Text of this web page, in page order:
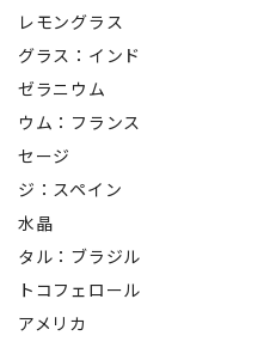
レモングラス ：植物
グラス：インド
ゼラニウム ：植物由
ウム：フランス
セージ ：植物由
ジ：スペイン
水晶 ：天然由来
タル：ブラジル
トコフェロール ：植物
アメリカ